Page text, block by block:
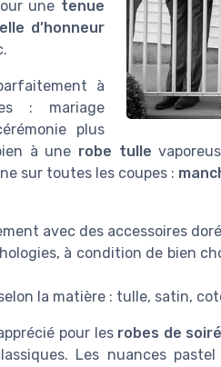
une tenue
d’honneur
à
: mariage
plus
à une robe tulle
sur toutes les coupes :
avec des accessoires
à condition de bien
la matière : tulle, satin,
pour les robes de
Les nuances